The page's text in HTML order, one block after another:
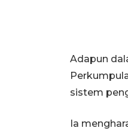
Adapun
sistem
Ia